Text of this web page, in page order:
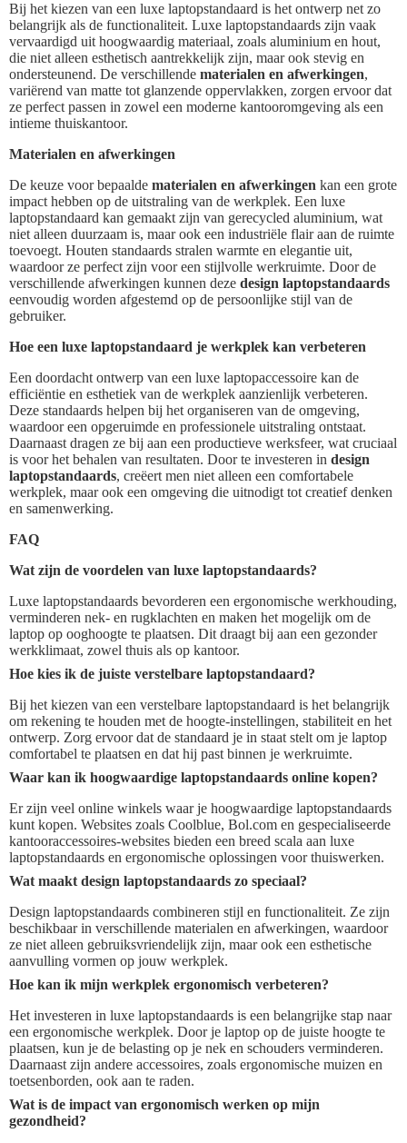
Bij het kiezen van een luxe laptopstandaard is het ontwerp net zo
belangrijk als de functionaliteit. Luxe laptopstandaards zijn vaak
vervaardigd uit hoogwaardig materiaal, zoals aluminium en hout,
die niet alleen esthetisch aantrekkelijk zijn, maar ook stevig en
ondersteunend. De verschillende materialen en afwerkingen,
variërend van matte tot glanzende oppervlakken, zorgen ervoor dat
ze perfect passen in zowel een moderne kantooromgeving als een
intieme thuiskantoor.
Materialen en afwerkingen
De keuze voor bepaalde materialen en afwerkingen kan een grote
impact hebben op de uitstraling van de werkplek. Een luxe
laptopstandaard kan gemaakt zijn van gerecycled aluminium, wat
niet alleen duurzaam is, maar ook een industriële flair aan de ruimte
toevoegt. Houten standaards stralen warmte en elegantie uit,
waardoor ze perfect zijn voor een stijlvolle werkruimte. Door de
verschillende afwerkingen kunnen deze design laptopstandaards
eenvoudig worden afgestemd op de persoonlijke stijl van de
gebruiker.
Hoe een luxe laptopstandaard je werkplek kan verbeteren
Een doordacht ontwerp van een luxe laptopaccessoire kan de
efficiëntie en esthetiek van de werkplek aanzienlijk verbeteren.
Deze standaards helpen bij het organiseren van de omgeving,
waardoor een opgeruimde en professionele uitstraling ontstaat.
Daarnaast dragen ze bij aan een productieve werksfeer, wat cruciaal
is voor het behalen van resultaten. Door te investeren in design
laptopstandaards, creëert men niet alleen een comfortabele
werkplek, maar ook een omgeving die uitnodigt tot creatief denken
en samenwerking.
FAQ
Wat zijn de voordelen van luxe laptopstandaards?
Luxe laptopstandaards bevorderen een ergonomische werkhouding,
verminderen nek- en rugklachten en maken het mogelijk om de
laptop op ooghoogte te plaatsen. Dit draagt bij aan een gezonder
werkklimaat, zowel thuis als op kantoor.
Hoe kies ik de juiste verstelbare laptopstandaard?
Bij het kiezen van een verstelbare laptopstandaard is het belangrijk
om rekening te houden met de hoogte-instellingen, stabiliteit en het
ontwerp. Zorg ervoor dat de standaard je in staat stelt om je laptop
comfortabel te plaatsen en dat hij past binnen je werkruimte.
Waar kan ik hoogwaardige laptopstandaards online kopen?
Er zijn veel online winkels waar je hoogwaardige laptopstandaards
kunt kopen. Websites zoals Coolblue, Bol.com en gespecialiseerde
kantooraccessoires-websites bieden een breed scala aan luxe
laptopstandaards en ergonomische oplossingen voor thuiswerken.
Wat maakt design laptopstandaards zo speciaal?
Design laptopstandaards combineren stijl en functionaliteit. Ze zijn
beschikbaar in verschillende materialen en afwerkingen, waardoor
ze niet alleen gebruiksvriendelijk zijn, maar ook een esthetische
aanvulling vormen op jouw werkplek.
Hoe kan ik mijn werkplek ergonomisch verbeteren?
Het investeren in luxe laptopstandaards is een belangrijke stap naar
een ergonomische werkplek. Door je laptop op de juiste hoogte te
plaatsen, kun je de belasting op je nek en schouders verminderen.
Daarnaast zijn andere accessoires, zoals ergonomische muizen en
toetsenborden, ook aan te raden.
Wat is de impact van ergonomisch werken op mijn
gezondheid?